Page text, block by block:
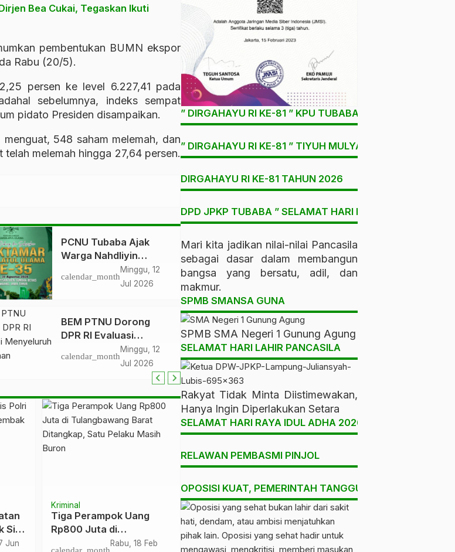
Bea Cukai, Tegaskan Ikuti
pembentukan BUMN ekspor
Rabu (20/5).
persen ke level 6.227,41 pada
sebelumnya, indeks sempat
pidato Presiden disampaikan.
548 saham melemah, dan
melemah hingga 27,64 persen.
PCNU Tubaba Ajak
Warga Nahdliyin
Sukseskan Muktamar
NU ke-35 di Jombang
calendar_month
Minggu, 12
Jul 2026
BEM PTNU Dorong
DPR RI Evaluasi
Menyeluruh Kejaksaan
calendar_month
Minggu, 12
Jul 2026
Sipil
Jun
Kriminal
Tiga Perampok Uang
Rp800 Juta di
Tulangbawang Barat
calendar_month
Rabu, 18 Feb
Pendidikan
SMK Wahid Husada
Madani Tubaba Buka
SPMB 2026/2027, Gratis
calendar_month
Minggu, 14 Jun
Daerah, Pemerintah &
Kabupaten/Kota
Warnai Dinas
” DIRGAHAYU RI KE-81 ” KPU TUBABA
” DIRGAHAYU RI KE-81 ” TIYUH MULYA SARI
DIRGAHAYU RI KE-81 TAHUN 2026
DPD JPKP TUBABA ” SELAMAT HARI LAHIR PANCASILA “
Mari kita jadikan nilai-nilai Pancasila
sebagai dasar dalam membangun
bangsa yang bersatu, adil, dan
makmur.
SPMB SMANSA GUNA
SPMB SMA Negeri 1 Gunung Agung
SELAMAT HARI LAHIR PANCASILA
Rakyat Tidak Minta Diistimewakan,
Hanya Ingin Diperlakukan Setara
SELAMAT HARI RAYA IDUL ADHA 2026
RELAWAN PEMBASMI PINJOL
OPOSISI KUAT, PEMERINTAH TANGGUH, RAKYAT